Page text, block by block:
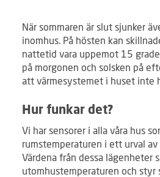
När sommaren är slut sjunker
inomhus. På hösten kan
nattetid vara uppemot 15
på morgonen och solsken på
att värmesystemet i huset inte
Hur funkar det?
Vi har sensorer i alla våra hus
rumstemperaturen i ett urval av
Värdena från dessa lägenheter
utomhustemperaturen och styr